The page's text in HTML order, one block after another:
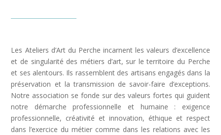
Les Ateliers d’Art du Perche incarnent les valeurs d’excellence
et de singularité des métiers d’art, sur le territoire du Perche
et ses alentours. Ils rassemblent des artisans engagés dans la
préservation et la transmission de savoir-faire d’exceptions.
Notre association se fonde sur des valeurs fortes qui guident
notre démarche professionnelle et humaine : exigence
professionnelle, créativité et innovation, éthique et respect
dans l’exercice du métier comme dans les relations avec les